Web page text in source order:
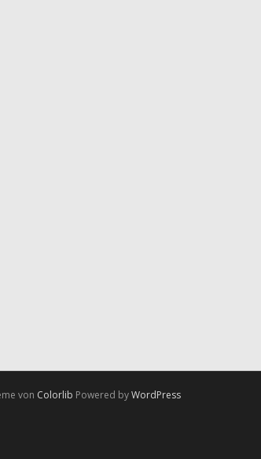
von Colorlib Powered byWordPress